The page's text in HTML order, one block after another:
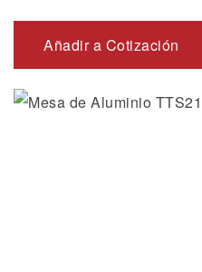
Añadir a Cotización